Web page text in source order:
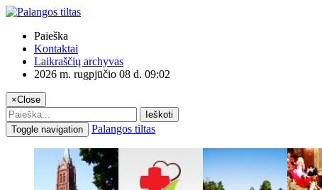
Paieška
Kontaktai
Laikraščių archyvas
2026 m. rugpjūčio 08 d. 09:02
×Close
Ieškoti
Toggle navigation
Palangos tiltas